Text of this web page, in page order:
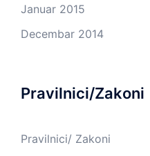
Januar 2015
Decembar 2014
Pravilnici/Zakoni
Pravilnici/ Zakoni